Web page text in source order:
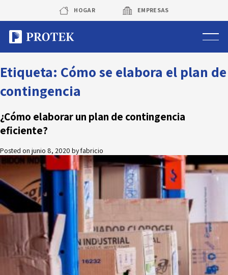
content
HOGAR EMPRESAS
Sistema de alarmas
Sistema de cámaras
Rastreo vehicular GPS
Protek Personas
Corredora de seguros
Sobre Protek
Trabaja con nosotros
Novedades
Etiqueta: Cómo se elabora el plan de
contingencia
¿Cómo elaborar un plan de contingencia
eficiente?
Posted on junio 8, 2020 byfabricio